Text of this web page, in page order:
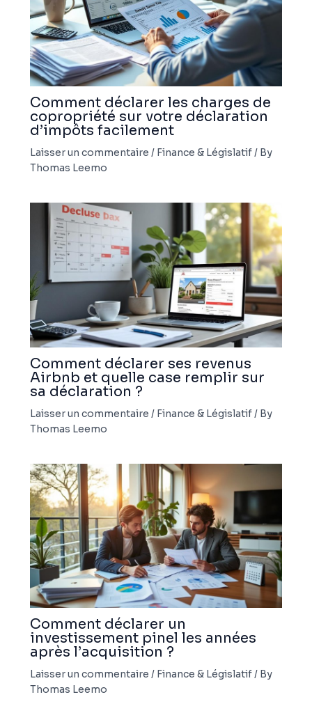
Comment déclarer les charges de
copropriété sur votre déclaration
d’impôts facilement
Laisser un commentaire / Finance & Législatif/ By
Thomas Leemo
Comment déclarer ses revenus
Airbnb et quelle case remplir sur
sa déclaration ?
Laisser un commentaire / Finance & Législatif/ By
Thomas Leemo
Comment déclarer un
investissement pinel les années
après l’acquisition ?
Laisser un commentaire / Finance & Législatif/ By
Thomas Leemo